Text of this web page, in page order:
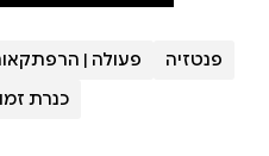
פנטזיה פעולה |
כנרת